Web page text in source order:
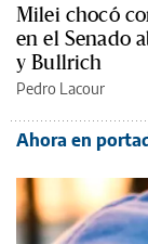
Milei chocó
en el Senado
y Bullrich
Pedro Lacour
Ahora en